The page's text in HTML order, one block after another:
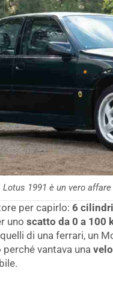
Lotus 1991 è un vero
per capirlo: 6
uno scatto da 0 a 100
di una ferrari, un
vantava una